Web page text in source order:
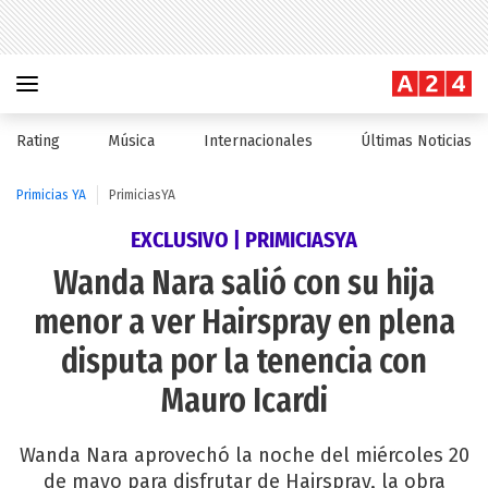
Rating Música Internacionales Últimas Noticias
Primicias YA PrimiciasYA
EXCLUSIVO | PRIMICIASYA
Wanda Nara salió con su hija
menor a ver Hairspray en plena
disputa por la tenencia con
Mauro Icardi
Wanda Nara aprovechó la noche del miércoles 20
de mayo para disfrutar de Hairspray, la obra